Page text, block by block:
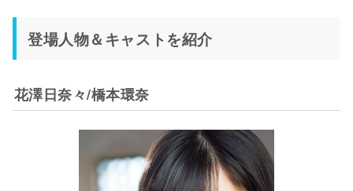
登場人物＆キャストを紹介
花澤日奈々/橋本環奈